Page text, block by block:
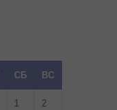
СБ ВС
1 2